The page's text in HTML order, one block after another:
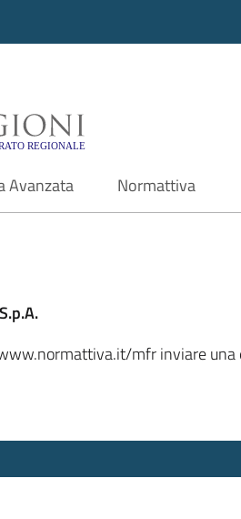
- Motore
Avanzata Normattiva
mfr inviare